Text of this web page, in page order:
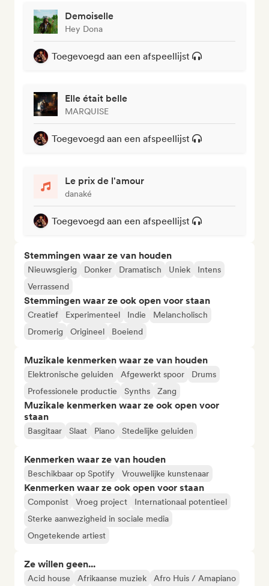
Demoiselle
Hey Dona
Toegevoegd aan een afspeellijst
Elle était belle
MARQUISE
Toegevoegd aan een afspeellijst
Le prix de l'amour
danaké
Toegevoegd aan een afspeellijst
Stemmingen waar ze van houden
Nieuwsgierig Donker Dramatisch Uniek
Intens
Verrassend
Stemmingen waar ze ook open voor staan
Creatief Experimenteel Indie
Melancholisch
Dromerig
Origineel Boeiend
Muzikale kenmerken waar ze van houden
Elektronische geluiden Afgewerkt spoor
Drums
Professionele productie
Synths Zang
Muzikale kenmerken waar ze ook open voor
staan
Basgitaar Slaat Piano Stedelijke geluiden
Kenmerken waar ze van houden
Beschikbaar op Spotify Vrouwelijke kunstenaar
Kenmerken waar ze ook open voor staan
Componist Vroeg project
Internationaal potentieel
Sterke aanwezigheid in sociale media
Ongetekende artiest
Ze willen geen...
Acid house Afrikaanse muziek Afro Huis / Amapiano